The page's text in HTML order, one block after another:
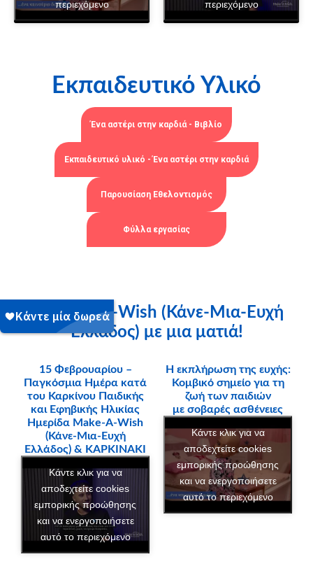
περιεχόμενο
περιεχόμενο
Εκπαιδευτικό Υλικό
Ένα αστέρι στην καρδιά - Βιβλίο
Εκπαιδευτικό υλικό - Ένα αστέρι στην καρδιά
Παρουσίαση Εθελοντισμός
Φύλλα εργασίας
Το Make-A-Wish (Κάνε-Μια-Ευχή
Ελλάδος) με μια ματιά!
15 Φεβρουαρίου –
Παγκόσμια Ημέρα κατά
του Καρκίνου Παιδικής
και Εφηβικής Ηλικίας
Ημερίδα Make-A-Wish
(Κάνε-Μια-Ευχή
Ελλάδος) & ΚΑΡΚΙΝΑΚΙ
Κάντε κλικ για να
αποδεχτείτε cookies
εμπορικής προώθησης
και να ενεργοποιήσετε
αυτό το περιεχόμενο
Η εκπλήρωση της ευχής:
Κομβικό σημείο για τη
ζωή των παιδιών
με σοβαρές ασθένειες
Κάντε κλικ για να
αποδεχτείτε cookies
εμπορικής προώθησης
και να ενεργοποιήσετε
αυτό το περιεχόμενο